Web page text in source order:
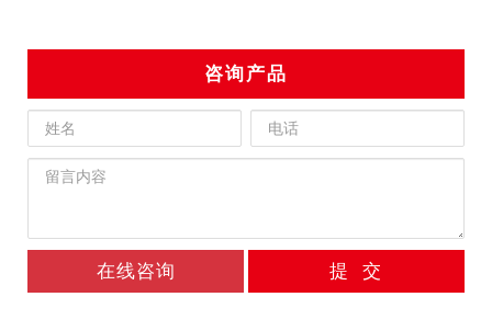
咨询产品
在线咨询 提 交